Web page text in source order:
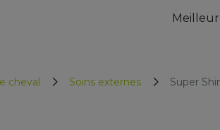
cheval Soins externes Super